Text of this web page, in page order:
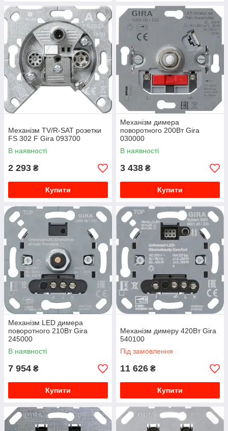
Механізм TV/R-SAT розетки
FS 302 F Gira 093700
В наявності
2 293 ₴
Купити
Механізм димера
поворотного 200Вт Gira
030000
В наявності
3 438 ₴
Купити
Механізм LED димера
поворотного 210Вт Gira
245000
В наявності
7 954 ₴
Купити
Механізм димеру 420Вт Gira
540100
Під замовлення
11 626 ₴
Купити